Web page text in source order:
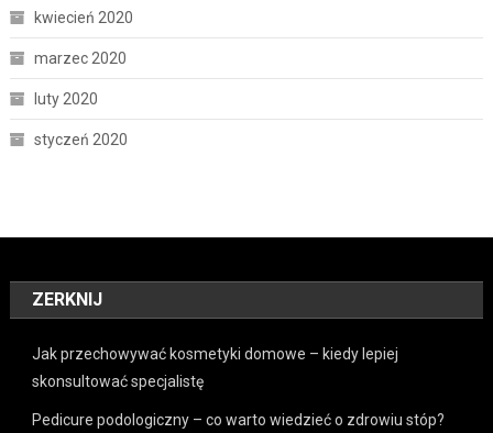
kwiecień 2020
marzec 2020
luty 2020
styczeń 2020
ZERKNIJ
Jak przechowywać kosmetyki domowe – kiedy lepiej
skonsultować specjalistę
Pedicure podologiczny – co warto wiedzieć o zdrowiu stóp?